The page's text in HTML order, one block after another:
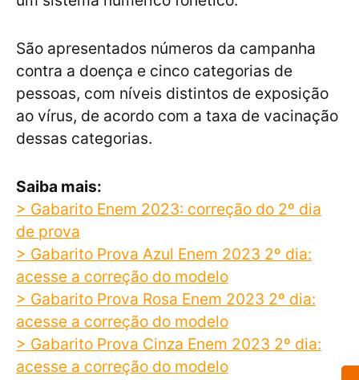
São apresentados números da campanha
contra a doença e cinco categorias de
pessoas, com níveis distintos de exposição
ao vírus, de acordo com a taxa de vacinação
dessas categorias.
Saiba mais:
> Gabarito Enem 2023: correção do 2º dia
de prova
> Gabarito Prova Azul Enem 2023 2º dia:
acesse a correção do modelo
> Gabarito Prova Rosa Enem 2023 2º dia:
acesse a correção do modelo
> Gabarito Prova Cinza Enem 2023 2º dia:
acesse a correção do modelo